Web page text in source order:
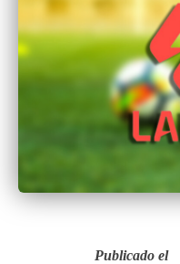
Publicado el